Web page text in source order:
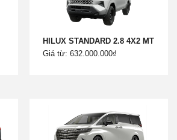
HILUX STANDARD 2.8 4X2 MT
Giá từ: 632.000.000₫